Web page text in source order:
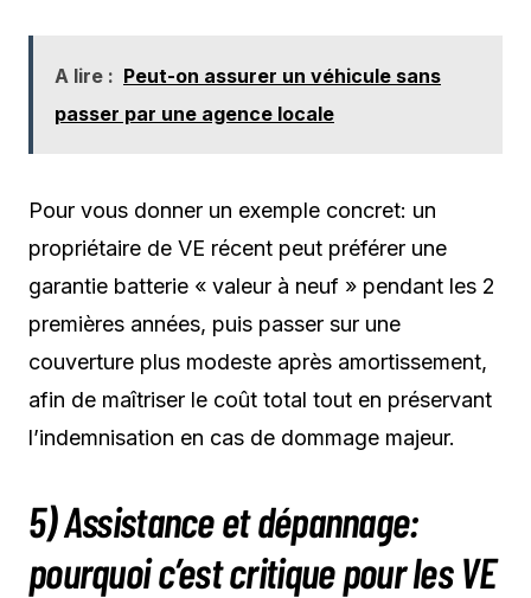
A lire : Peut-on assurer un véhicule sans
passer par une agence locale
Pour vous donner un exemple concret: un
propriétaire de VE récent peut préférer une
garantie batterie « valeur à neuf » pendant les 2
premières années, puis passer sur une
couverture plus modeste après amortissement,
afin de maîtriser le coût total tout en préservant
l’indemnisation en cas de dommage majeur.
5) Assistance et dépannage:
pourquoi c’est critique pour les VE